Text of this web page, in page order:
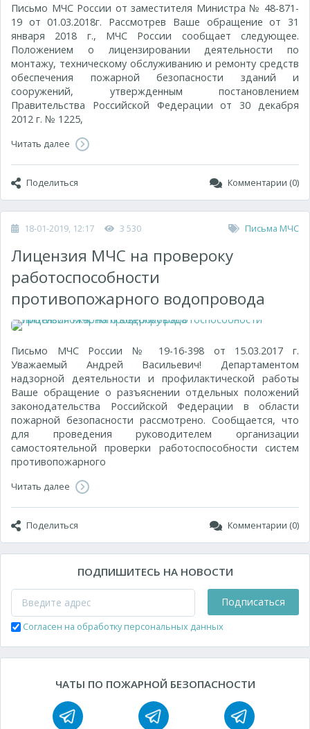
Письмо МЧС России от заместителя Министра № 48-871-
19 от 01.03.2018г. Рассмотрев Ваше обращение от 31
января 2018 г., МЧС России сообщает следующее.
Положением о лицензировании деятельности по
монтажу, техническому обслуживанию и ремонту средств
обеспечения пожарной безопасности зданий и
сооружений, утвержденным постановлением
Правительства Российской Федерации от 30 декабря
2012 г. № 1225,
Читать далее
Поделиться Комментарии (0)
18-01-2019, 12:17 3 530 Письма МЧС
Лицензия МЧС на провероку
работоспособности
противопожарного водопровода
Письмо МЧС России № 19-16-398 от 15.03.2017 г.
Уважаемый Андрей Васильевич! Департаментом
надзорной деятельности и профилактической работы
Ваше обращение о разъяснении отдельных положений
законодательства Российской Федерации в области
пожарной безопасности рассмотрено. Сообщается, что
для проведения руководителем организации
самостоятельной проверки работоспособности систем
противопожарного
Читать далее
Поделиться Комментарии (0)
ПОДПИШИТЕСЬ НА НОВОСТИ
Подписаться
Согласен на обработку персональных данных
ЧАТЫ ПО ПОЖАРНОЙ БЕЗОПАСНОСТИ